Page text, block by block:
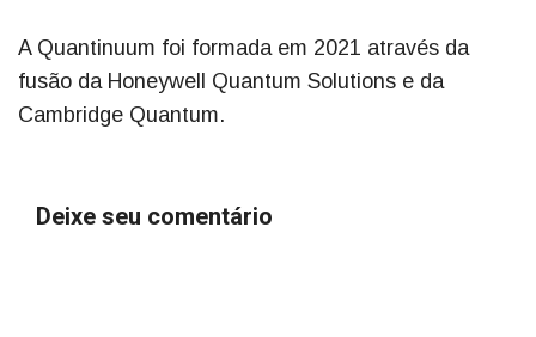
A Quantinuum foi formada em 2021 através da
fusão da Honeywell Quantum Solutions e da
Cambridge Quantum.
Deixe seu comentário